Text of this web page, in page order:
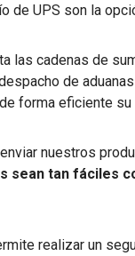
de UPS son la
las cadenas de
de
forma eficiente
nuestros
sean tan fáciles
realizar un